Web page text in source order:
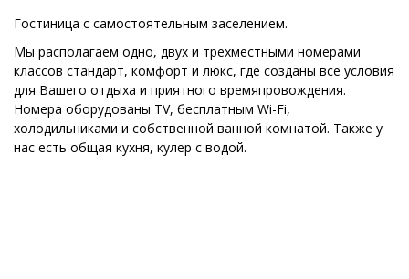
Гостиница с самостоятельным заселением.
Мы располагаем одно, двух и трехместными номерами
классов стандарт, комфорт и люкс, где созданы все условия
для Вашего отдыха и приятного времяпровождения.
Номера оборудованы TV, бесплатным Wi-Fi,
холодильниками и собственной ванной комнатой. Также у
нас есть общая кухня, кулер с водой.